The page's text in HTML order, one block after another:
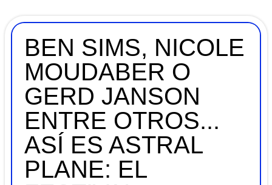
BEN SIMS, NICOLE
MOUDABER O
GERD JANSON
ENTRE OTROS...
ASÍ ES ASTRAL
PLANE: EL